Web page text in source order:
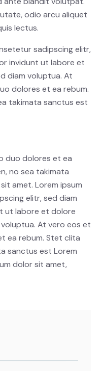
odio arcu aliquet
lectus.
sadipscing elitr,
invidunt ut labore et
diam voluptua. At
dolores et ea rebum.
takimata sanctus est
duo dolores et ea
no sea takimata
amet. Lorem ipsum
elitr, sed diam
ut labore et dolore
At vero eos et
ea rebum. Stet clita
sanctus est Lorem
dolor sit amet,